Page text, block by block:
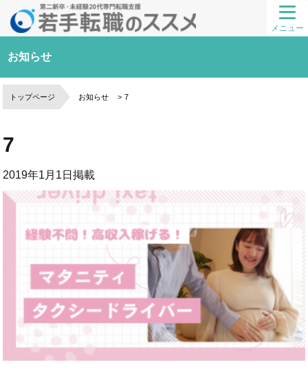
メニュー
お知らせ
トップページ お知らせ 7
7
2019年1月1日掲載